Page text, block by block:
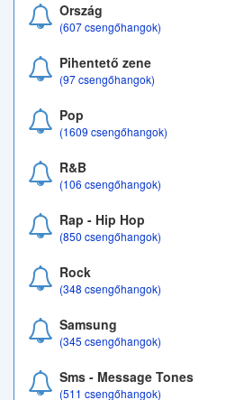
Ország
(607 csengőhangok)
Pihentető zene
(97 csengőhangok)
Pop
(1609 csengőhangok)
R&B
(106 csengőhangok)
Rap - Hip Hop
(850 csengőhangok)
Rock
(348 csengőhangok)
Samsung
(345 csengőhangok)
Sms - Message Tones
(511 csengőhangok)